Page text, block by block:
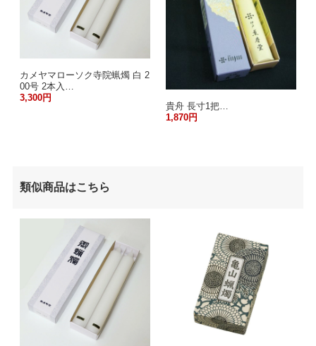
カメヤマローソク寺院蝋燭 白 2
00号 2本入…
3,300円
貴舟 長寸1把…
1,870円
類似商品はこちら